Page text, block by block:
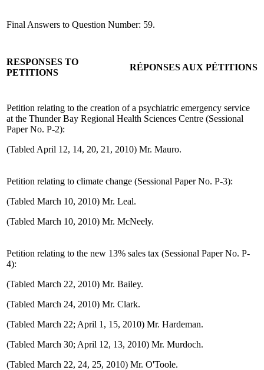
Final Answers to Question Number: 59.
RESPONSES TO
PETITIONS
RÉPONSES AUX PÉTITIONS
Petition relating to the creation of a psychiatric emergency service
at the Thunder Bay Regional Health Sciences Centre (Sessional
Paper No. P-2):
(Tabled April 12, 14, 20, 21, 2010) Mr. Mauro.
Petition relating to climate change (Sessional Paper No. P-3):
(Tabled March 10, 2010) Mr. Leal.
(Tabled March 10, 2010) Mr. McNeely.
Petition relating to the new 13% sales tax (Sessional Paper No. P-
4):
(Tabled March 22, 2010) Mr. Bailey.
(Tabled March 24, 2010) Mr. Clark.
(Tabled March 22; April 1, 15, 2010) Mr. Hardeman.
(Tabled March 30; April 12, 13, 2010) Mr. Murdoch.
(Tabled March 22, 24, 25, 2010) Mr. O'Toole.